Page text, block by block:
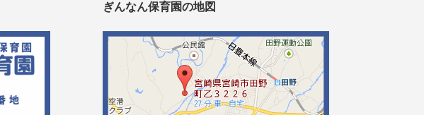
ぎんなん保育園の地図